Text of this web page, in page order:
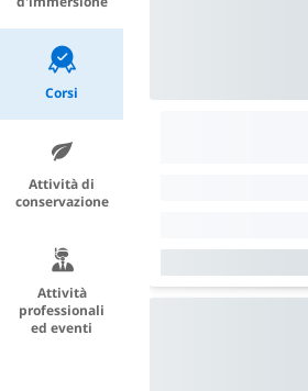
Corsi
Attività di
conservazione
Attività
professionali
ed eventi